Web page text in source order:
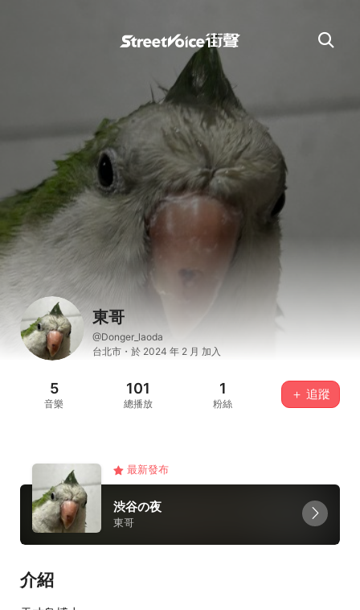
東哥
@Donger_laoda
台北市・於 2024 年 2 月 加入
5
音樂
101
總播放
1
粉絲
＋ 追蹤
最新發布
渋谷の夜
東哥
介紹